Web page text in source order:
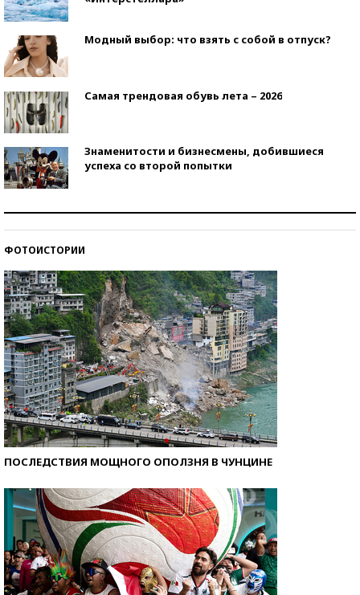
Модный выбор: что взять с собой в отпуск?
Самая трендовая обувь лета – 2026
Знаменитости и бизнесмены, добившиеся
успеха со второй попытки
ФОТОИСТОРИИ
ПОСЛЕДСТВИЯ МОЩНОГО ОПОЛЗНЯ В ЧУНЦИНЕ